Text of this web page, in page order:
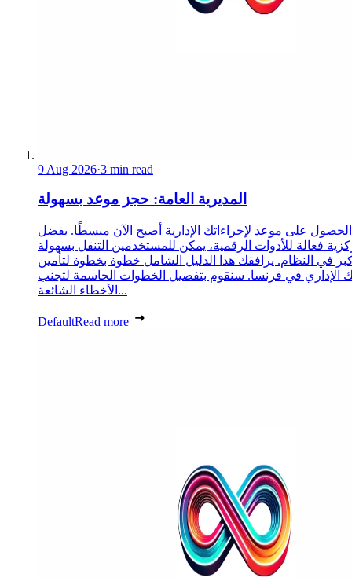
9 Aug 2026·3 min read
المديرية العامة: حجز موعد بسهولة
الحصول على موعد لإجراءاتك الإدارية أصبح الآن مبسطًا. بفضل
فعالة للأدوات الرقمية، يمكن للمستخدمين التنقل بسهولة
في النظام. يرافقك هذا الدليل الشامل خطوة بخطوة لتأمين
الإداري في فرنسا. سنقوم بتفصيل الخطوات الحاسمة لتجنب
الأخطاء الشائعة...
DefaultRead more